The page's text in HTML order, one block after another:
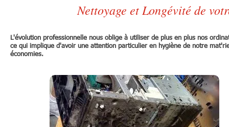
Nettoyage et Longévité de
L'évolution professionnelle nous oblige à utiliser de plus en plus nos
ce qui implique d'avoir une attention particulier en hygiène de notre
économies.